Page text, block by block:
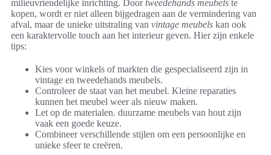
milieuvriendelijke inrichting. Doortweedehands meubels te
kopen, wordt er niet alleen bijgedragen aan de vermindering van
afval, maar de unieke uitstraling van vintage meubels kan ook
een karaktervolle touch aan het interieur geven. Hier zijn enkele
tips:
Kies voor winkels of markten die gespecialiseerd zijn in
vintage en tweedehands meubels.
Controleer de staat van het meubel. Kleine reparaties
kunnen het meubel weer als nieuw maken.
Let op de materialen. duurzame meubels van hout zijn
vaak een goede keuze.
Combineer verschillende stijlen om een persoonlijke en
unieke sfeer te creëren.